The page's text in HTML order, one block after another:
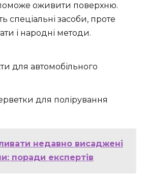
оживити поверхню.
спеціальні засоби, проте
і народні методи.
для автомобільного
для полірування
недавно висаджені
поради експертів